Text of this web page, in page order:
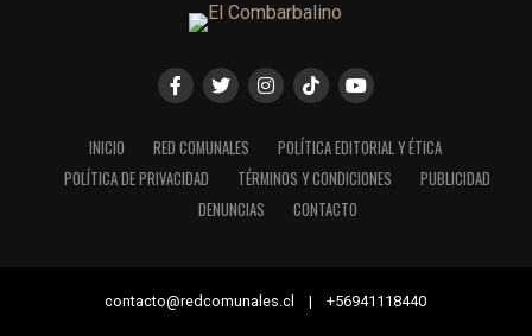
INICIO RED COMUNALES
POLÍTICA EDITORIAL Y ÉTICA
POLÍTICA DE PRIVACIDAD
TÉRMINOS Y CONDICIONES
PUBLICIDAD
DENUNCIAS
CONTACTO
contacto@redcomunales.cl | +56941118440